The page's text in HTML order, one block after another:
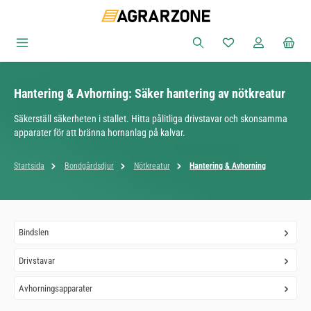
Du har 0 objekt i
Hantering & Avhorning: Säker hantering av nötkreatur
Säkerställ säkerheten i stallet. Hitta pålitliga drivstavar och skonsamma
apparater för att bränna hornanlag på kalvar.
Startsida Bondgårdsdjur Nötkreatur Hantering & Avhorning
Bindslen
Drivstavar
Avhorningsapparater